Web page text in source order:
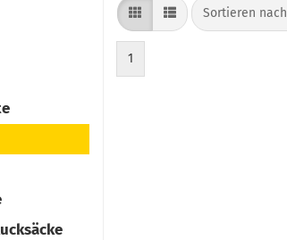
Sortieren nach
Sortieren nach
1